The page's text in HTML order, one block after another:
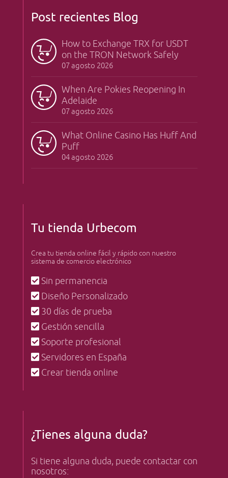
Post recientes Blog
How to Exchange TRX for USDT
on the TRON Network Safely
07 agosto 2026
When Are Pokies Reopening In
Adelaide
07 agosto 2026
What Online Casino Has Huff And
Puff
04 agosto 2026
Tu tienda Urbecom
Crea tu tienda online fácil y rápido con nuestro
sistema de comercio electrónico
Sin permanencia
Diseño Personalizado
30 días de prueba
Gestión sencilla
Soporte profesional
Servidores en España
Crear tienda online
¿Tienes alguna duda?
Si tiene alguna duda, puede contactar con
nosotros: